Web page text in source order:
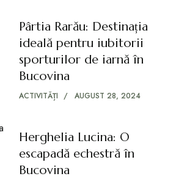
Pârtia Rarău: Destinația
ideală pentru iubitorii
sporturilor de iarnă în
Bucovina
ACTIVITĂȚI AUGUST 28, 2024
Herghelia Lucina: O
escapadă echestră în
Bucovina